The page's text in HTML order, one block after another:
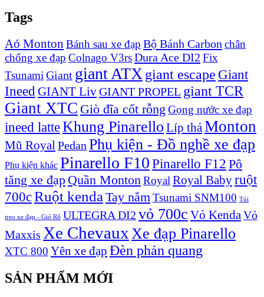
Tags
Aó Monton Bánh sau xe đạp Bộ Bánh Carbon chân
chống xe đạp Colnago V3rsDura Ace DI2 Fix
TsunamiGiant giant ATXgiant escape Giant
IneedGIANT LivGIANT PROPEL giant TCR
Giant XTC Giò đĩa cốt rỗng Gọng nước xe đạp
ineed latteKhung Pinarello Líp thảMonton
Mũ Royal Pedan Phụ kiện - Đồ nghề xe đạp
Phụ kiện khác Pinarello F10Pinarello F12 Pô
tăng xe đạp Quần MontonRoyalRoyal Babyruột
700cRuột kendaTay nắmTsunami SNM100 Túi
treo xe đạp - Giỏ Rổ ULTEGRA DI2 vỏ 700c Vỏ KendaVỏ
Maxxis Xe ChevauxXe đạp Pinarello
XTC 800 Yên xe đạp Đèn phản quang
SẢN PHẨM MỚI